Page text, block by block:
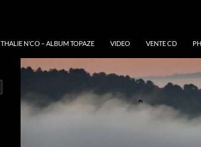
THALIE N’CO – ALBUM TOPAZE VIDEO VENTE CD